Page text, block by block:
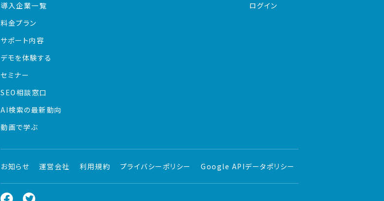
導入企業一覧
料金プラン
サポート内容
デモを体験する
セミナー
SEO相談窓口
AI検索の最新動向
動画で学ぶ
ログイン
お知らせ 運営会社 利用規約 プライバシーポリシー Google APIデータポリシー